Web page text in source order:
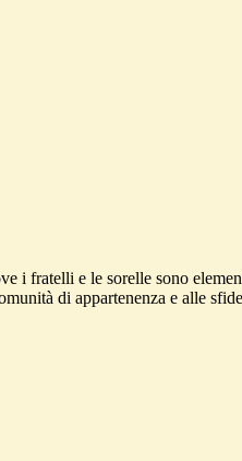
i fratelli e le sorelle sono
di appartenenza e alle